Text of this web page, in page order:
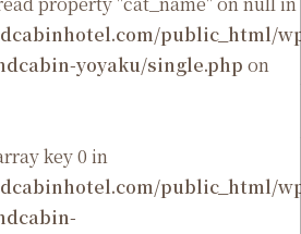
public_html/
yoyaku/single.php on
key 0 in
public_html/